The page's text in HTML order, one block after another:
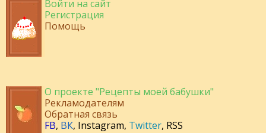
Войти на сайт
Регистрация
Помощь
О проекте "Рецепты моей бабушки"
Рекламодателям
Обратная связь
FB, ВК, Instagram, Twitter, RSS